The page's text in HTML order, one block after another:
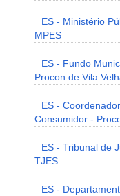
ES - Ministério
MPES
ES - Fundo
Procon de Vila
ES -
Consumidor -
ES - Tribunal de
TJES
ES -